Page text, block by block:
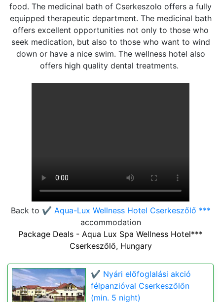
food. The medicinal bath of Cserkeszolo offers a fully
equipped therapeutic department. The medicinal bath
offers excellent opportunities not only to those who
seek medication, but also to those who want to wind
down or have a nice swim. The wellness hotel also
offers high quality dental treatments.
Back to ✔️ Aqua-Lux Wellness Hotel Cserkeszőlő ***
accommodation
Package Deals - Aqua Lux Spa Wellness Hotel***
Cserkeszőlő, Hungary
✔️ Nyári előfoglalási akció
félpanzióval Cserkeszőlőn
(min. 5 night)